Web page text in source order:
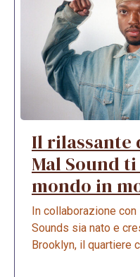
Il rilassante
Mal Sound
mondo in
In collaborazione
Sounds sia nato e
Brooklyn, il quartiere